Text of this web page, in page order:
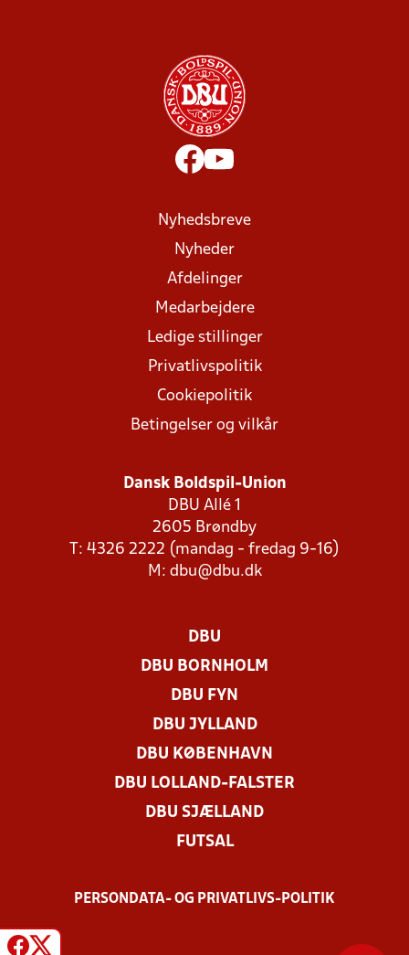
Nyhedsbreve
Nyheder
Afdelinger
Medarbejdere
Ledige stillinger
Privatlivspolitik
Cookiepolitik
Betingelser og vilkår
Dansk Boldspil-Union
DBU Allé 1
2605 Brøndby
T: 4326 2222 (mandag - fredag 9-16)
M: dbu@dbu.dk
DBU
DBU BORNHOLM
DBU FYN
DBU JYLLAND
DBU KØBENHAVN
DBU LOLLAND-FALSTER
DBU SJÆLLAND
FUTSAL
PERSONDATA- OG PRIVATLIVS-POLITIK